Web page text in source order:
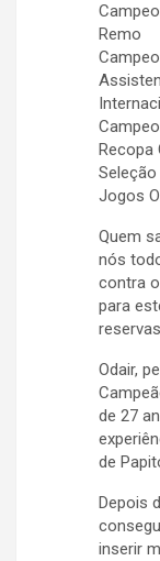
Remo
Recopa
Jogos
Quem
nós
contra
para
Odair,
de 27
de
Depois
inserir